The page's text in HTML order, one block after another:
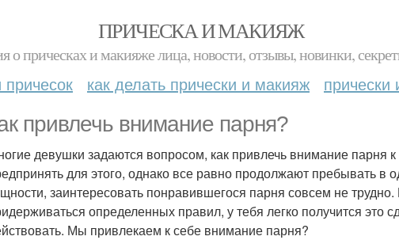
ПРИЧЕСКА И МАКИЯЖ
о прическах и макияже лица, новости, отзывы, новинки,
как делать прически и макияж
привлечь внимание парня?
девушки задаются вопросом, как привлечь внимание парня
для этого, однако все равно продолжают пребывать в
заинтересовать понравившегося парня совсем не
определенных правил, у тебя легко получится это
Мы привлекаем к себе внимание парня?